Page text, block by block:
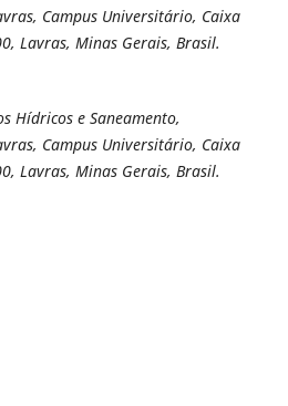
Campus Universitário, Caixa
Lavras, Minas Gerais, Brasil.
Hídricos e Saneamento,
Campus Universitário, Caixa
Lavras, Minas Gerais, Brasil.